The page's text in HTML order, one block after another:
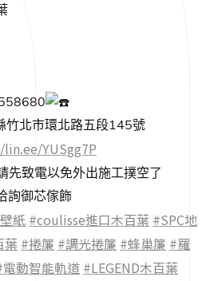
竹北市環北路五段145號
YUSgg7P
先致電以免外出施工撲空了
詢御芯傢飾
紙 #coulisse進口木百葉 #SPC地
葉 #捲簾 #調光捲簾 #蜂巢簾 #羅
動智能軌道 #LEGEND木百葉